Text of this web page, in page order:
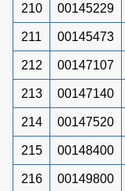
210 00145229
211 00145473
212 00147107
213 00147140
214 00147520
215 00148400
216 00149800